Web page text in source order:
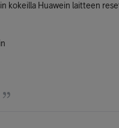
kokeilla Huawein laitteen